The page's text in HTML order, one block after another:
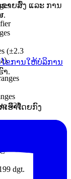
(±2.3
420
dgt.
າຍສົ່ງ ແລະ ການ
.
ໄຂການໃຫ້ບໍລິການ
າ.
ຮົາໂດຍກົງ